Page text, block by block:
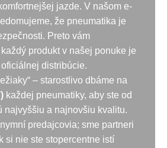
jazde. V našom e-
že pneumatika je
Preto vám
produkt v našej ponuke je
oficiálnej distribúcie.
– starostlivo dbáme na
každej pneumatiky, aby ste od
najvyššiu a najnovšiu kvalitu.
predajcovia; sme partneri
si nie ste stopercentne istí